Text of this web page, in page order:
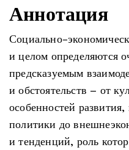
Аннотация
Социально-
и целом определяются
предсказуемым
и обстоятельств – от
особенностей
политики до
и тенденций, роль